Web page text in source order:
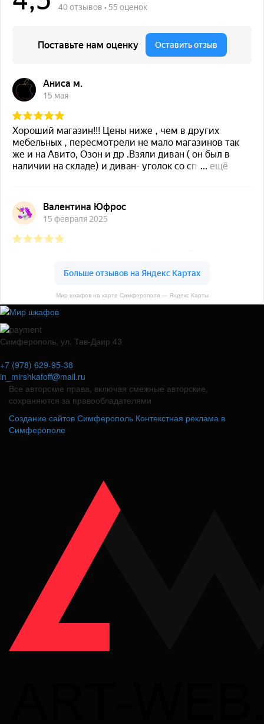
Мир шкафов на карте Симферополя — Яндекс Карты
Симферополь, ул. Тав-Даир 43
+7 (978) 629-95-38
in_mirshkafoff@mail.ru
Все авторские права, включая смежные авторские,
сохраняются за правообладателями
Создание сайтов Симферополь Контекстная реклама в
Симферополе